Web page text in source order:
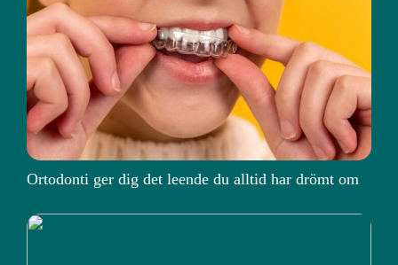
Ortodonti ger dig det leende du alltid har drömt om